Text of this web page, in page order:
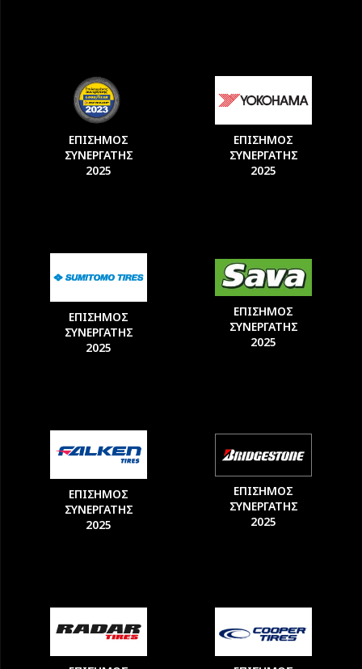
ΕΠΙΣΗΜΟΣ
ΣΥΝΕΡΓΑΤΗΣ
2025
ΕΠΙΣΗΜΟΣ
ΣΥΝΕΡΓΑΤΗΣ
2025
ΕΠΙΣΗΜΟΣ
ΣΥΝΕΡΓΑΤΗΣ
2025
ΕΠΙΣΗΜΟΣ
ΣΥΝΕΡΓΑΤΗΣ
2025
ΕΠΙΣΗΜΟΣ
ΣΥΝΕΡΓΑΤΗΣ
2025
ΕΠΙΣΗΜΟΣ
ΣΥΝΕΡΓΑΤΗΣ
2025